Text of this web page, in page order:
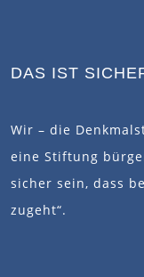
DAS IST
Wir – die
eine Stiftung
sicher sein, dass
zugeht“.